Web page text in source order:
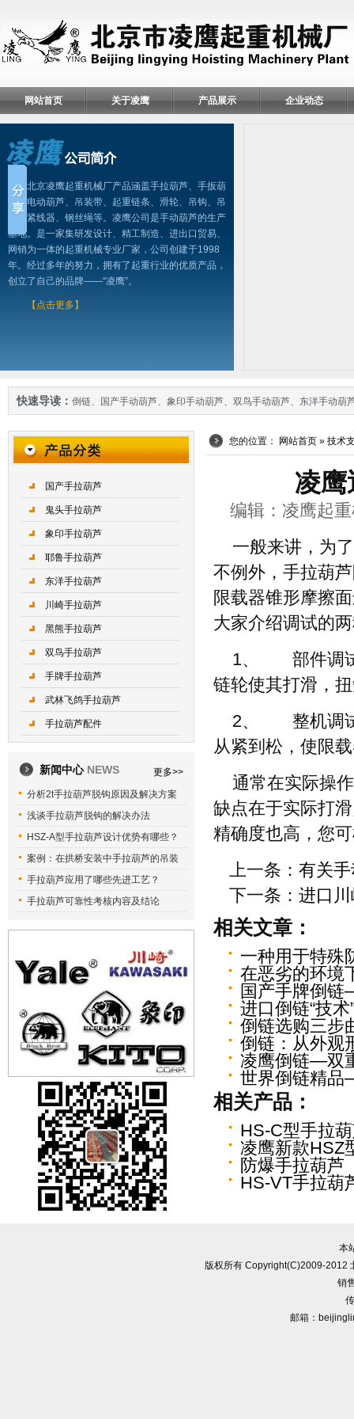
网站首页 关于凌鹰 产品展示 企业动态
北京凌鹰起重机械厂产品涵盖手拉葫芦、手扳葫
芦、电动葫芦、吊装带、起重链条、滑轮、吊钩、吊
具、紧线器、钢丝绳等。凌鹰公司是手动葫芦的生产
基地。是一家集研发设计、精工制造、进出口贸易、
网销为一体的起重机械专业厂家，公司创建于1998
年。经过多年的努力，拥有了起重行业的优质产品，
创立了自己的品牌——“凌鹰”。
【点击更多】
快速导读： 倒链、 国产手动葫芦、 象印手动葫芦、 双鸟手动葫芦、 东洋手动葫
您的位置： 网站首页 » 技术
凌鹰
编辑：凌鹰起
一般来讲，为
不例外，手拉葫
限载器锥形摩擦
大家介绍调试的
1、 部件调试
链轮使其打滑，
2、 整机调试
从紧到松，使限
通常在实际操
缺点在于实际打
精确度也高，您
上一条： 有关
下一条： 进口
相关文章：
一种用于特殊
在恶劣的环境
国产手牌倒
进口倒链“技
倒链选购三步
倒链：从外观
凌鹰倒链—双
世界倒链精品
相关产品：
HS-C型手拉
凌鹰新款HSZ
防爆手拉葫芦
HS-VT手拉葫
国产手拉葫芦
鬼头手拉葫芦
象印手拉葫芦
耶鲁手拉葫芦
东洋手拉葫芦
川崎手拉葫芦
黑熊手拉葫芦
双鸟手拉葫芦
手牌手拉葫芦
武林飞鸽手拉葫芦
手拉葫芦配件
新闻中心 NEWS
更多>>
分析2t手拉葫芦脱钩原因及解决方案
浅谈手拉葫芦脱钩的解决办法
HSZ-A型手拉葫芦设计优势有哪些？
案例：在拱桥安装中手拉葫芦的吊装
手拉葫芦应用了哪些先进工艺？
手拉葫芦可靠性考核内容及结论
本
版权所有 Copyright(C)2009-2012
销
邮箱：